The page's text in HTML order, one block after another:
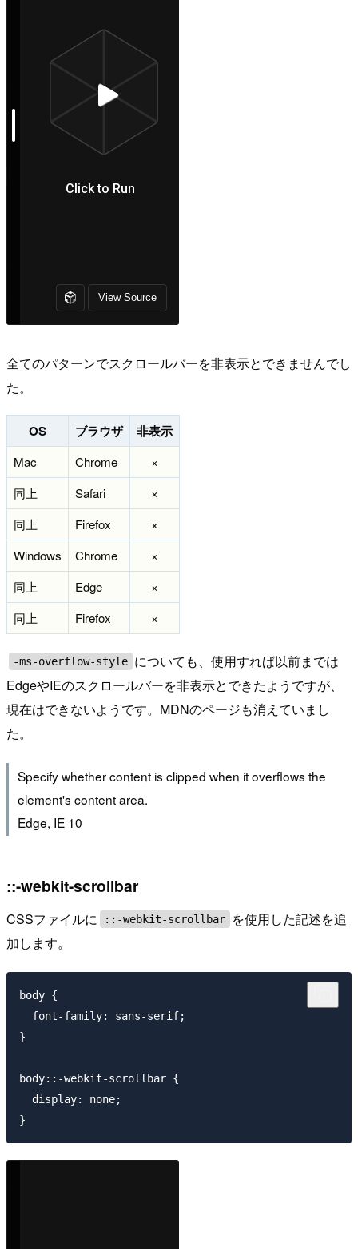
全てのパターンでスクロールバーを非表示とできませんでし
た。
OS ブラウザ 非表示
Mac Chrome
×
同上
Safari
×
同上
Firefox
×
Windows
Chrome
×
同上
Edge
×
同上
Firefox ×
-ms-overflow-style についても、使用すれば以前までは
EdgeやIEのスクロールバーを非表示とできたようですが、
現在はできないようです。MDNのページも消えていまし
た。
Specify whether content is clipped when it overflows the
element's content area.
Edge, IE 10
::-webkit-scrollbar
CSSファイルに ::-webkit-scrollbar
を使用した記述を追
加します。
body {
  font-family: sans-serif;
}
body::-webkit-scrollbar {
  display: none;